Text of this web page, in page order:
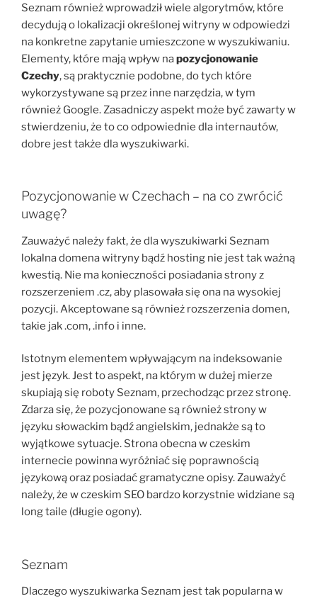
Seznam również wprowadził wiele algorytmów, które
decydują o lokalizacji określonej witryny w odpowiedzi
na konkretne zapytanie umieszczone w wyszukiwaniu.
Elementy, które mają wpływ napozycjonowanie
Czechy, są praktycznie podobne, do tych które
wykorzystywane są przez inne narzędzia, w tym
również Google. Zasadniczy aspekt może być zawarty w
stwierdzeniu, że to co odpowiednie dla internautów,
dobre jest także dla wyszukiwarki.
Pozycjonowanie w Czechach – na co zwrócić
uwagę?
Zauważyć należy fakt, że dla wyszukiwarki Seznam
lokalna domena witryny bądź hosting nie jest tak ważną
kwestią. Nie ma konieczności posiadania strony z
rozszerzeniem .cz, aby plasowała się ona na wysokiej
pozycji. Akceptowane są również rozszerzenia domen,
takie jak .com, .info i inne.
Istotnym elementem wpływającym na indeksowanie
jest język. Jest to aspekt, na którym w dużej mierze
skupiają się roboty Seznam, przechodząc przez stronę.
Zdarza się, że pozycjonowane są również strony w
języku słowackim bądź angielskim, jednakże są to
wyjątkowe sytuacje. Strona obecna w czeskim
internecie powinna wyróżniać się poprawnością
językową oraz posiadać gramatyczne opisy. Zauważyć
należy, że w czeskim SEO bardzo korzystnie widziane są
long taile (długie ogony).
Seznam
Dlaczego wyszukiwarka Seznam jest tak popularna w